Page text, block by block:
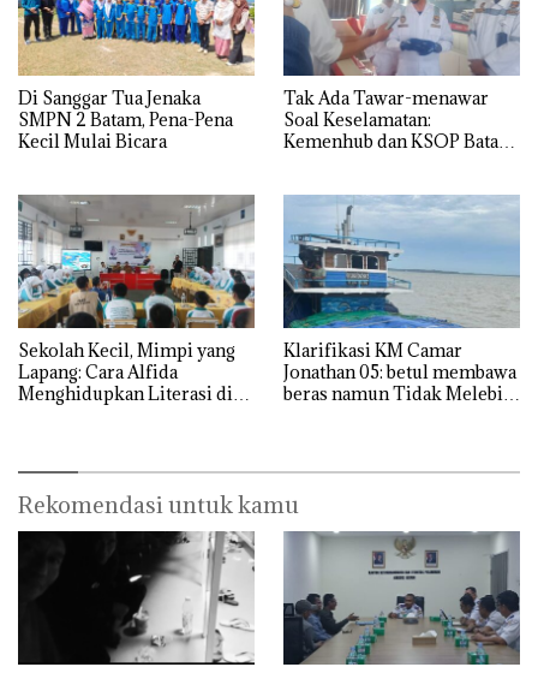
Di Sanggar Tua Jenaka
SMPN 2 Batam, Pena-Pena
Kecil Mulai Bicara
Tak Ada Tawar-menawar
Soal Keselamatan:
Kemenhub dan KSOP Batam
Sekolah Kecil, Mimpi yang
Lapang: Cara Alfida
Menghidupkan Literasi di
Klarifikasi KM Camar
Jonathan 05: betul membawa
beras namun Tidak Melebihi
Rekomendasi untuk kamu